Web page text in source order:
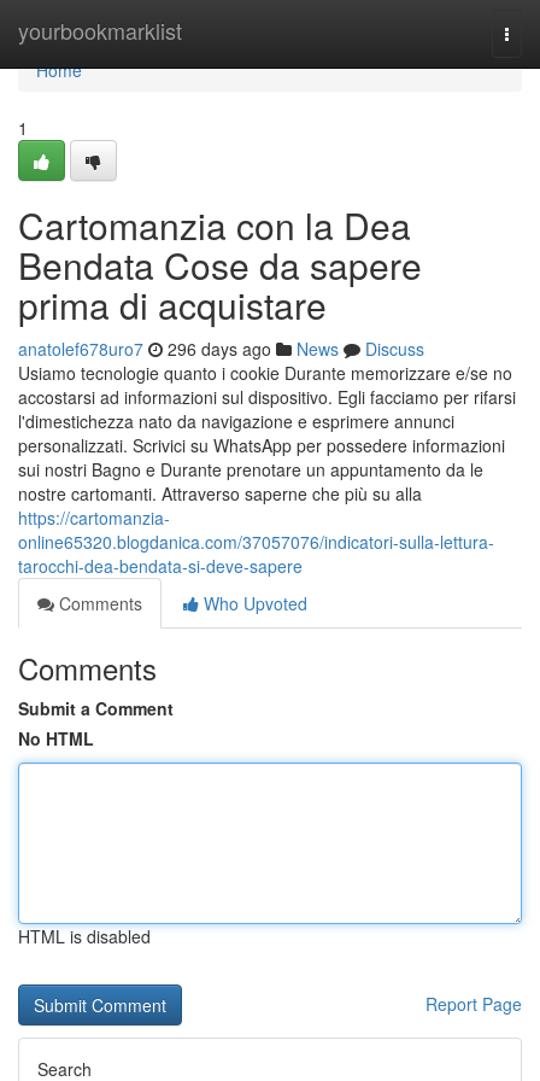
yourbookmarklist
Home
Home
1
Cartomanzia con la Dea
Bendata Cose da sapere
prima di acquistare
anatolef678uro7 296 days ago News
Discuss
Usiamo tecnologie quanto i cookie Durante memorizzare e/se no
accostarsi ad informazioni sul dispositivo. Egli facciamo per rifarsi
l'dimestichezza nato da navigazione e esprimere annunci
personalizzati. Scrivici su WhatsApp per possedere informazioni
sui nostri Bagno e Durante prenotare un appuntamento da le
nostre cartomanti. Attraverso saperne che più su alla
https://cartomanzia-
online65320.blogdanica.com/37057076/indicatori-sulla-lettura-
tarocchi-dea-bendata-si-deve-sapere
Comments
Who Upvoted
Comments
Submit a Comment
No HTML
HTML is disabled
Report Page
Search